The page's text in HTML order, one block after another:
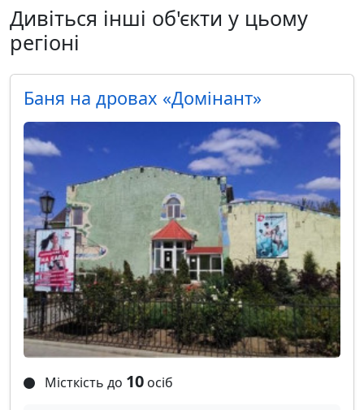
Дивіться інші об'єкти у цьому
регіоні
Баня на дровах «Домiнант»
Місткість до 10 осіб